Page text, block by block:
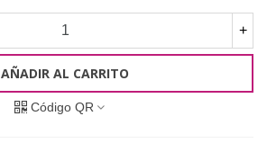
+
AÑADIR AL CARRITO
Código QR